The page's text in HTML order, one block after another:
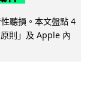
聽損。本文盤點 4
則」及 Apple 內